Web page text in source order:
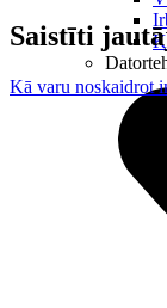
Saistīti
Kā varu noskaidrot